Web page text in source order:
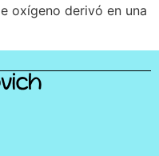
oxígeno derivó en una